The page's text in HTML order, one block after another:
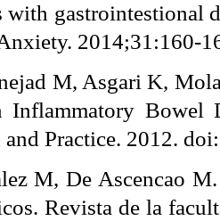
with gastrointestional
2014;31:160-
M, Asgari K,
Inflammatory Bowel
and Practice. 2012.
M, De Ascencao
Revista de la